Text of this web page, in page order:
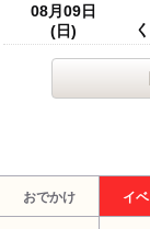
08月09日
(日)
おでかけ イ